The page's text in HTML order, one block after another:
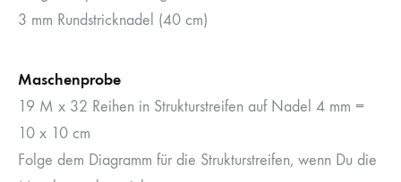
3 mm Rundstricknadel (40 cm)
Maschenprobe
19 M x 32 Reihen in Strukturstreifen auf Nadel 4 mm =
10 x 10 cm
Folge dem Diagramm für die Strukturstreifen, wenn Du die